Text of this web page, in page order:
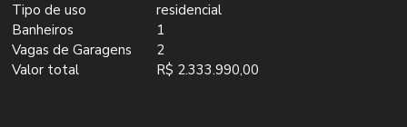
Tipo de uso
residencial
Banheiros
1
Vagas de Garagens
2
Valor total
R$ 2.333.990,00